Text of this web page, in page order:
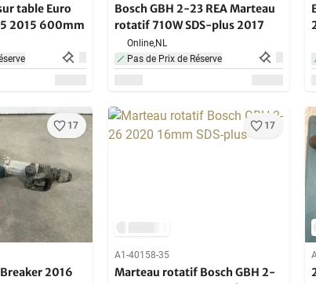
table Euro
2015 600mm
Bosch GBH 2-23 REA Marteau
rotatif 710W SDS-plus 2017
Online,NL
Pas de Prix de Réserve
17
Breaker 2016
17
A1-40158-35
Marteau rotatif Bosch GBH 2-